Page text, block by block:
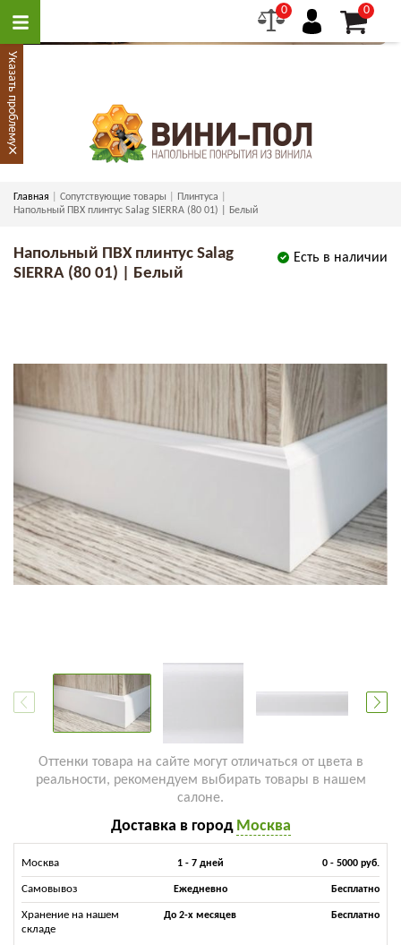
0 0
Главная Сопутствующие товары
Плинтуса
Напольный ПВХ плинтус Salag SIERRA (80 01) | Белый
Есть в наличии
Напольный ПВХ плинтус Salag
SIERRA (80 01) | Белый
Оттенки товара на сайте могут отличаться от цвета в
реальности, рекомендуем выбирать товары в нашем
салоне.
Доставка в город Москва
Москва 1 - 7 дней 0 - 5000 руб.
Самовывоз Ежедневно Бесплатно
Хранение на нашем
складе
До 2-х месяцев Бесплатно
Указать проблему
×